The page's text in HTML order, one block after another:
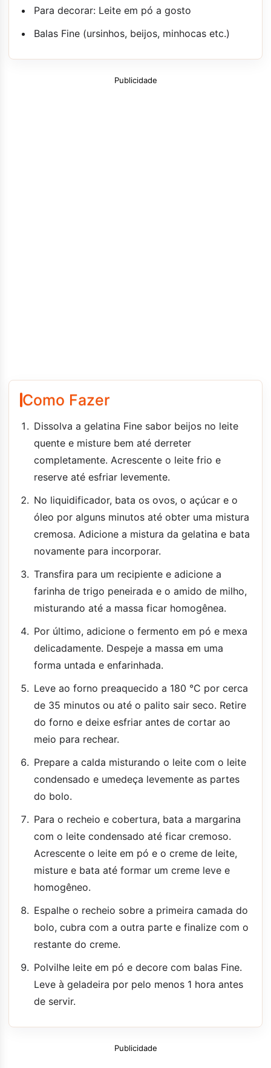
Para decorar: Leite em pó a gosto
Balas Fine (ursinhos, beijos, minhocas etc.)
Publicidade
Como Fazer
Dissolva a gelatina Fine sabor beijos no leite
quente e misture bem até derreter
completamente. Acrescente o leite frio e
reserve até esfriar levemente.
No liquidificador, bata os ovos, o açúcar e o
óleo por alguns minutos até obter uma mistura
cremosa. Adicione a mistura da gelatina e bata
novamente para incorporar.
Transfira para um recipiente e adicione a
farinha de trigo peneirada e o amido de milho,
misturando até a massa ficar homogênea.
Por último, adicione o fermento em pó e mexa
delicadamente. Despeje a massa em uma
forma untada e enfarinhada.
Leve ao forno preaquecido a 180 °C por cerca
de 35 minutos ou até o palito sair seco. Retire
do forno e deixe esfriar antes de cortar ao
meio para rechear.
Prepare a calda misturando o leite com o leite
condensado e umedeça levemente as partes
do bolo.
Para o recheio e cobertura, bata a margarina
com o leite condensado até ficar cremoso.
Acrescente o leite em pó e o creme de leite,
misture e bata até formar um creme leve e
homogêneo.
Espalhe o recheio sobre a primeira camada do
bolo, cubra com a outra parte e finalize com o
restante do creme.
Polvilhe leite em pó e decore com balas Fine.
Leve à geladeira por pelo menos 1 hora antes
de servir.
Publicidade